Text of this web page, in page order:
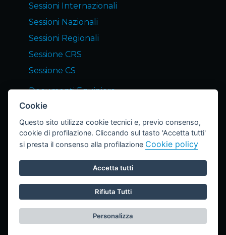
Sessioni Internazionali
Sessioni Nazionali
Sessioni Regionali
Sessione CRS
Sessione CS
Documenti Equipiers
Servizi END Equipiers
Notizie dagli Equipiers
Lettera END
Privacy Policy
Privacy policy autori articoli lettera END
Impostazione cookie
© 2026 realizzato daLeonardoWeb
Cookie
Questo sito utilizza cookie tecnici e, previo consenso,
cookie di profilazione. Cliccando sul tasto 'Accetta tutti'
si presta il consenso alla profilazione Cookie policy
Accetta tutti
Rifiuta Tutti
Personalizza